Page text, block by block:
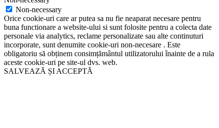
Non-necessary
Orice cookie-uri care ar putea sa nu fie neaparat necesare pentru
buna functionare a website-ului si sunt folosite pentru a colecta date
personale via analytics, reclame personalizate sau alte continuturi
incorporate, sunt denumite cookie-uri non-necesare . Este
obligatoriu să obținem consimțământul utilizatorului înainte de a rula
aceste cookie-uri pe site-ul dvs. web.
SALVEAZĂ ȘI ACCEPTĂ